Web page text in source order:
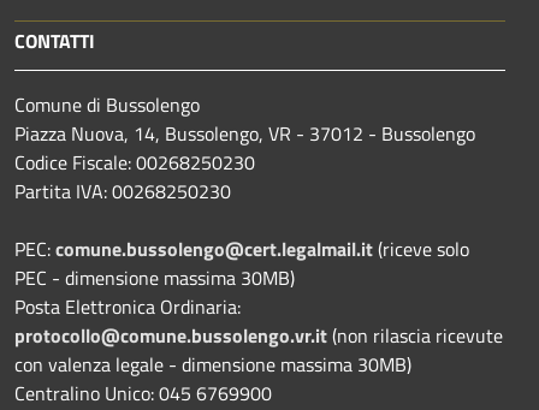
CONTATTI
Comune di Bussolengo
Piazza Nuova, 14, Bussolengo, VR - 37012 - Bussolengo
Codice Fiscale: 00268250230
Partita IVA: 00268250230
PEC:comune.bussolengo@cert.legalmail.it(riceve solo
PEC - dimensione massima 30MB)
Posta Elettronica Ordinaria:
protocollo@comune.bussolengo.vr.it(non rilascia ricevute
con valenza legale - dimensione massima 30MB)
Centralino Unico: 045 6769900